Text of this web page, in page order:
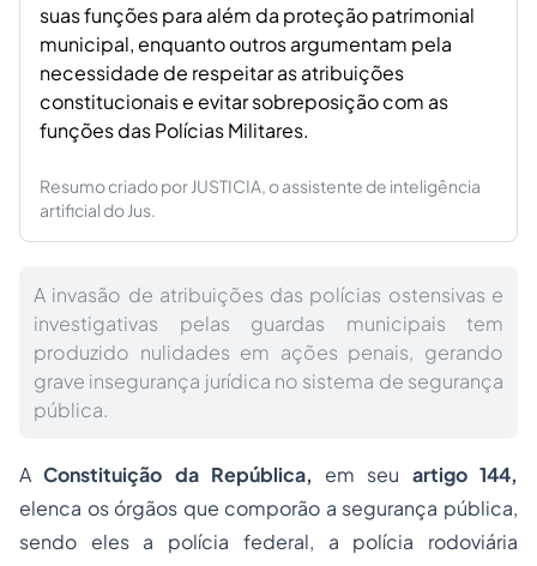
suas funções para além da proteção patrimonial
municipal, enquanto outros argumentam pela
necessidade de respeitar as atribuições
constitucionais e evitar sobreposição com as
funções das Polícias Militares.
Resumo criado por JUSTICIA, o assistente de inteligência
artificial do Jus.
A invasão de atribuições das polícias ostensivas e
investigativas pelas guardas municipais tem
produzido nulidades em ações penais, gerando
grave insegurança jurídica no sistema de segurança
pública.
AConstituição da República, em seu artigo 144,
elenca os órgãos que comporão a segurança pública,
sendo eles a polícia federal, a polícia rodoviária